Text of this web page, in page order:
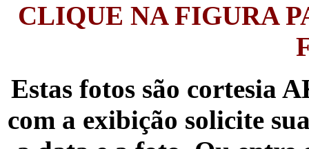
CLIQUE NA FIGURA
Estas fotos são cortesia
com a exibição solicite